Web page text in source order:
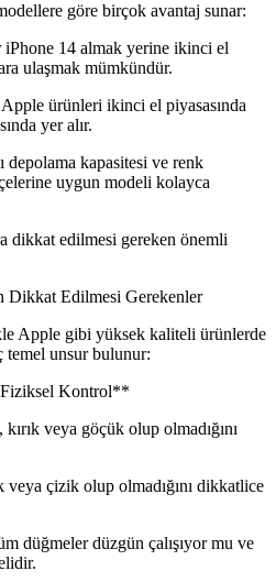
göre birçok avantaj sunar:
14 almak yerine ikinci el
ulaşmak mümkündür.
ürünleri ikinci el piyasasında
yer alır.
kapasitesi ve renk
uygun modeli kolayca
dikkat edilmesi gereken önemli
Dikkat Edilmesi Gerekenler
Apple gibi yüksek kaliteli ürünlerde
temel unsur bulunur:
Kontrol**
veya göçük olup olmadığını
çizik olup olmadığını dikkatlice
düğmeler düzgün çalışıyor mu ve